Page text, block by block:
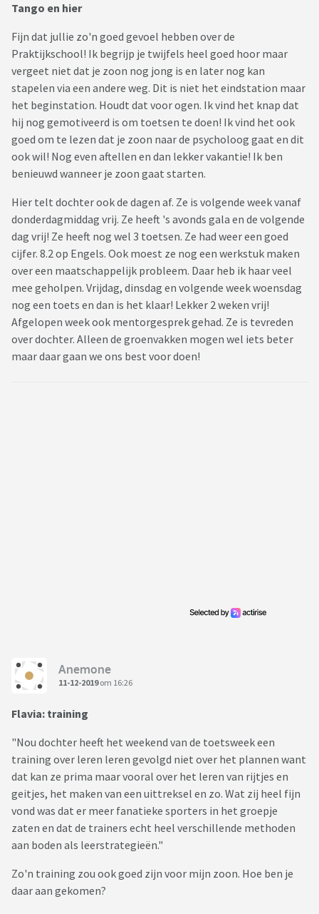
Tango en hier
Fijn dat jullie zo'n goed gevoel hebben over de
Praktijkschool! Ik begrijp je twijfels heel goed hoor maar
vergeet niet dat je zoon nog jong is en later nog kan
stapelen via een andere weg. Dit is niet het eindstation maar
het beginstation. Houdt dat voor ogen. Ik vind het knap dat
hij nog gemotiveerd is om toetsen te doen! Ik vind het ook
goed om te lezen dat je zoon naar de psycholoog gaat en dit
ook wil! Nog even aftellen en dan lekker vakantie! Ik ben
benieuwd wanneer je zoon gaat starten.
Hier telt dochter ook de dagen af. Ze is volgende week vanaf
donderdagmiddag vrij. Ze heeft 's avonds gala en de volgende
dag vrij! Ze heeft nog wel 3 toetsen. Ze had weer een goed
cijfer. 8.2 op Engels. Ook moest ze nog een werkstuk maken
over een maatschappelijk probleem. Daar heb ik haar veel
mee geholpen. Vrijdag, dinsdag en volgende week woensdag
nog een toets en dan is het klaar! Lekker 2 weken vrij!
Afgelopen week ook mentorgesprek gehad. Ze is tevreden
over dochter. Alleen de groenvakken mogen wel iets beter
maar daar gaan we ons best voor doen!
Anemone
11-12-2019om 16:26
Flavia: training
"Nou dochter heeft het weekend van de toetsweek een
training over leren leren gevolgd niet over het plannen want
dat kan ze prima maar vooral over het leren van rijtjes en
geitjes, het maken van een uittreksel en zo. Wat zij heel fijn
vond was dat er meer fanatieke sporters in het groepje
zaten en dat de trainers echt heel verschillende methoden
aan boden als leerstrategieën."
Zo'n training zou ook goed zijn voor mijn zoon. Hoe ben je
daar aan gekomen?